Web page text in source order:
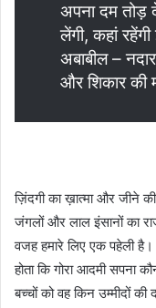
अपना दम तोड़
लेंगी, कहां
अबाबील –
और शिकार की
ज़िंदगी का ख़ात्मा और जीने
जंगलों और लाल इंसानों का
वजह हमारे लिए एक पहेली
होता कि गोरा आदमी सपना
बच्चों को वह किन उम्मीदों